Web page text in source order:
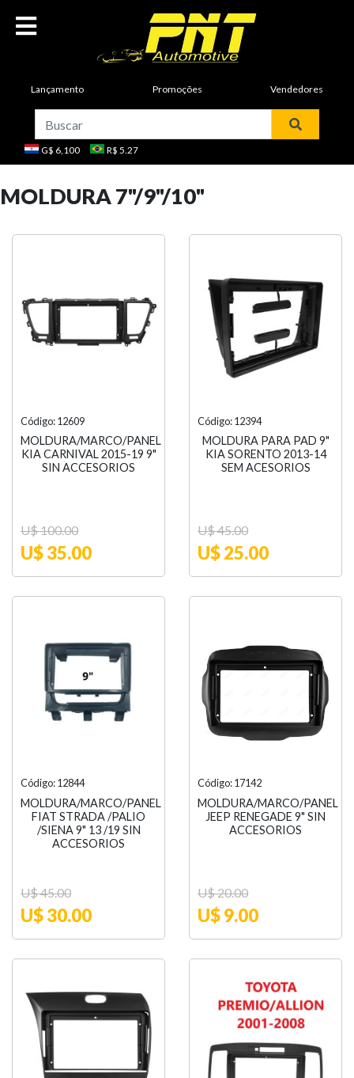
G$ 6,100 R$ 5.27
Lançamento Promoções Vendedores
MOLDURA 7"/9"/10"
Código: 12609
MOLDURA/MARCO/PANEL
KIA CARNIVAL 2015-19 9"
SIN ACCESORIOS
U$ 100.00
U$ 35.00
Código: 12394
MOLDURA PARA PAD 9"
KIA SORENTO 2013-14
SEM ACESORIOS
U$ 45.00
U$ 25.00
Código: 12844
MOLDURA/MARCO/PANEL
FIAT STRADA /PALIO
/SIENA 9" 13 /19 SIN
ACCESORIOS
U$ 45.00
U$ 30.00
Código: 17142
MOLDURA/MARCO/PANEL
JEEP RENEGADE 9" SIN
ACCESORIOS
U$ 20.00
U$ 9.00